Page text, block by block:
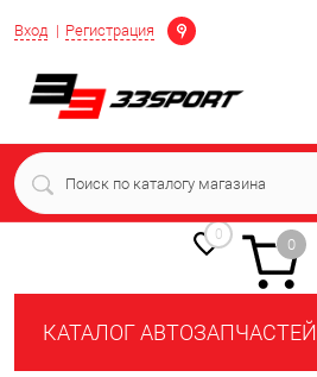
Вход Регистрация
Определение
0
0
КАТАЛОГ АВТОЗАПЧАСТЕЙ